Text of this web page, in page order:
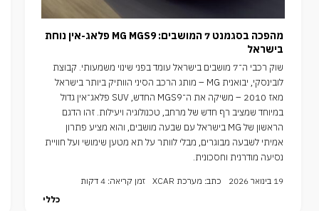
מהפכה בסגמנט 7 המושבים: MG MGS9 פלאג-אין נוחת
בישראל
שוק רכבי ה־7 מושבים בישראל עומד בפני שינוי משמעותי. קבוצת
לובינסקי, יבואנית MG – מותג הרכב הסיני הוותיק ביותר בישראל
מאז 2010 – משיקה את ה־MGS9 החדש, SUV פלאג־אין גדול
במיוחד שמציב רף חדש של מרחב, טכנולוגיה ויעילות. זהו הדגם
הראשון של MG בישראל עם שבעה מושבים, והוא מציע פתרון
אמיתי לשבעה מבוגרים, מבלי לוותר על תא מטען שימושי ועל חוויית
נסיעה מודרנית וחסכונית.
19 בינואר 2026 כתב: מערכת XCAR
זמן קריאה: 4 דקות
כללי